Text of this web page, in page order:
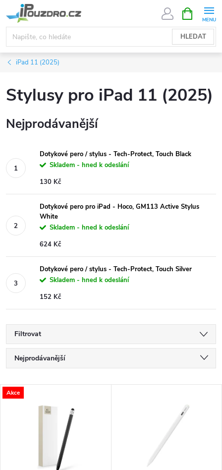
na
obsah
HLEDAT
NÁKUPNÍ
KOŠÍK
iPad 11 (2025)
Stylusy pro iPad 11 (2025)
Nejprodávanější
Dotykové pero / stylus - Tech-Protect, Touch Black
Skladem - hned k odeslání
130 Kč
Dotykové pero pro iPad - Hoco, GM113 Active Stylus
White
Skladem - hned k odeslání
624 Kč
Dotykové pero / stylus - Tech-Protect, Touch Silver
Skladem - hned k odeslání
152 Kč
Filtrovat
Ř
a
Nejprodávanější
Nejdražší
V
Akce